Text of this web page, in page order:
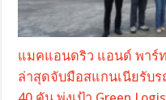
แมคแอนดริว แอนด์ พาร์
ล่าสุดจับมือสแกนเนียรับร